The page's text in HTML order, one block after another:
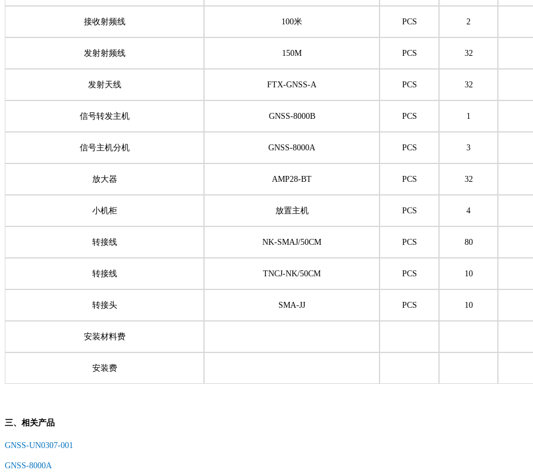
接收射频线 100米 PCS 2
发射射频线 150M PCS 32
发射天线 FTX-GNSS-A PCS 32
信号转发主机 GNSS-8000B PCS 1
信号主机分机 GNSS-8000A PCS 3
放大器 AMP28-BT PCS 32
小机柜 放置主机 PCS 4
转接线 NK-SMAJ/50CM PCS 80
转接线 TNCJ-NK/50CM PCS 10
转接头 SMA-JJ PCS 10
安装材料费
安装费
三、相关产品
GNSS-UN0307-001
GNSS-8000A